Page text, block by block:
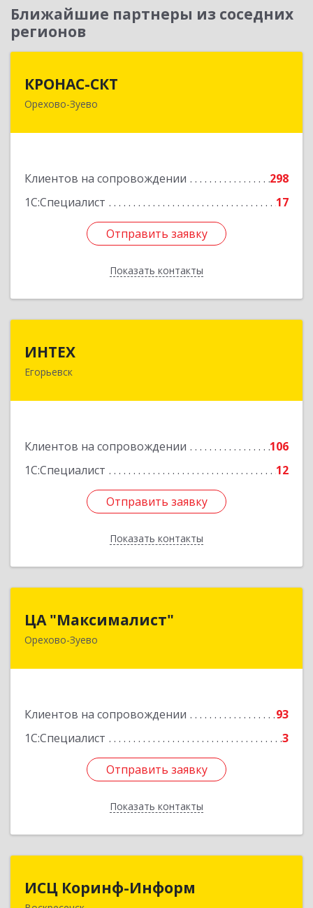
Ближайшие партнеры из соседних
регионов
КРОНАС-СКТ
Орехово-Зуево
Клиентов на сопровождении
298
1С:Специалист
17
Отправить заявку
Показать контакты
142600, Московская обл, Орехово-Зуево г,
Отправить заявку
Назад
ИНТЕХ
Егорьевск
Клиентов на сопровождении
106
1С:Специалист
12
Отправить заявку
Показать контакты
140300, Московская обл, Егорьевск г, 5-й мкр,
Отправить заявку
Назад
ЦА "Максималист"
Орехово-Зуево
Клиентов на сопровождении
93
1С:Специалист
3
Отправить заявку
Показать контакты
142600, Московская обл, Орехово-Зуево г,
Отправить заявку
Назад
ИСЦ Коринф-Информ
ИСЦ Коринф-Информ